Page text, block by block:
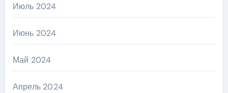
Июль 2024
Июнь 2024
Май 2024
Апрель 2024